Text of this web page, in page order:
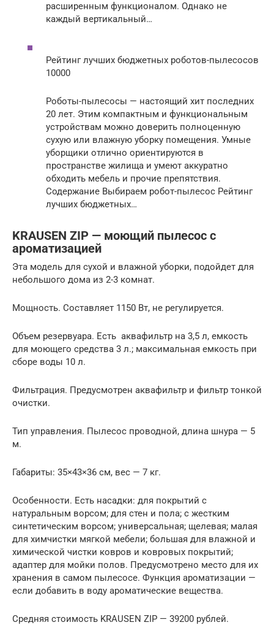
расширенным функционалом. Однако не
каждый вертикальный…
Рейтинг лучших бюджетных роботов-пылесосов
10000
Роботы-пылесосы — настоящий хит последних
20 лет. Этим компактным и функциональным
устройствам можно доверить полноценную
сухую или влажную уборку помещения. Умные
уборщики отлично ориентируются в
пространстве жилища и умеют аккуратно
обходить мебель и прочие препятствия.
Содержание Выбираем робот-пылесос Рейтинг
лучших бюджетных…
KRAUSEN ZIP — моющий пылесос с
ароматизацией
Эта модель для сухой и влажной уборки, подойдет для
небольшого дома из 2-3 комнат.
Мощность. Составляет 1150 Вт, не регулируется.
Объем резервуара. Есть аквафильтр на 3,5 л, емкость
для моющего средства 3 л.; максимальная емкость при
сборе воды 10 л.
Фильтрация. Предусмотрен аквафильтр и фильтр тонкой
очистки.
Тип управления. Пылесос проводной, длина шнура — 5
м.
Габариты: 35×43×36 см, вес — 7 кг.
Особенности. Есть насадки: для покрытий с
натуральным ворсом; для стен и пола; с жестким
синтетическим ворсом; универсальная; щелевая; малая
для химчистки мягкой мебели; большая для влажной и
химической чистки ковров и ковровых покрытий;
адаптер для мойки полов. Предусмотрено место для их
хранения в самом пылесосе. Функция ароматизации —
если добавить в воду ароматические вещества.
Средняя стоимость KRAUSEN ZIP — 39200 рублей.